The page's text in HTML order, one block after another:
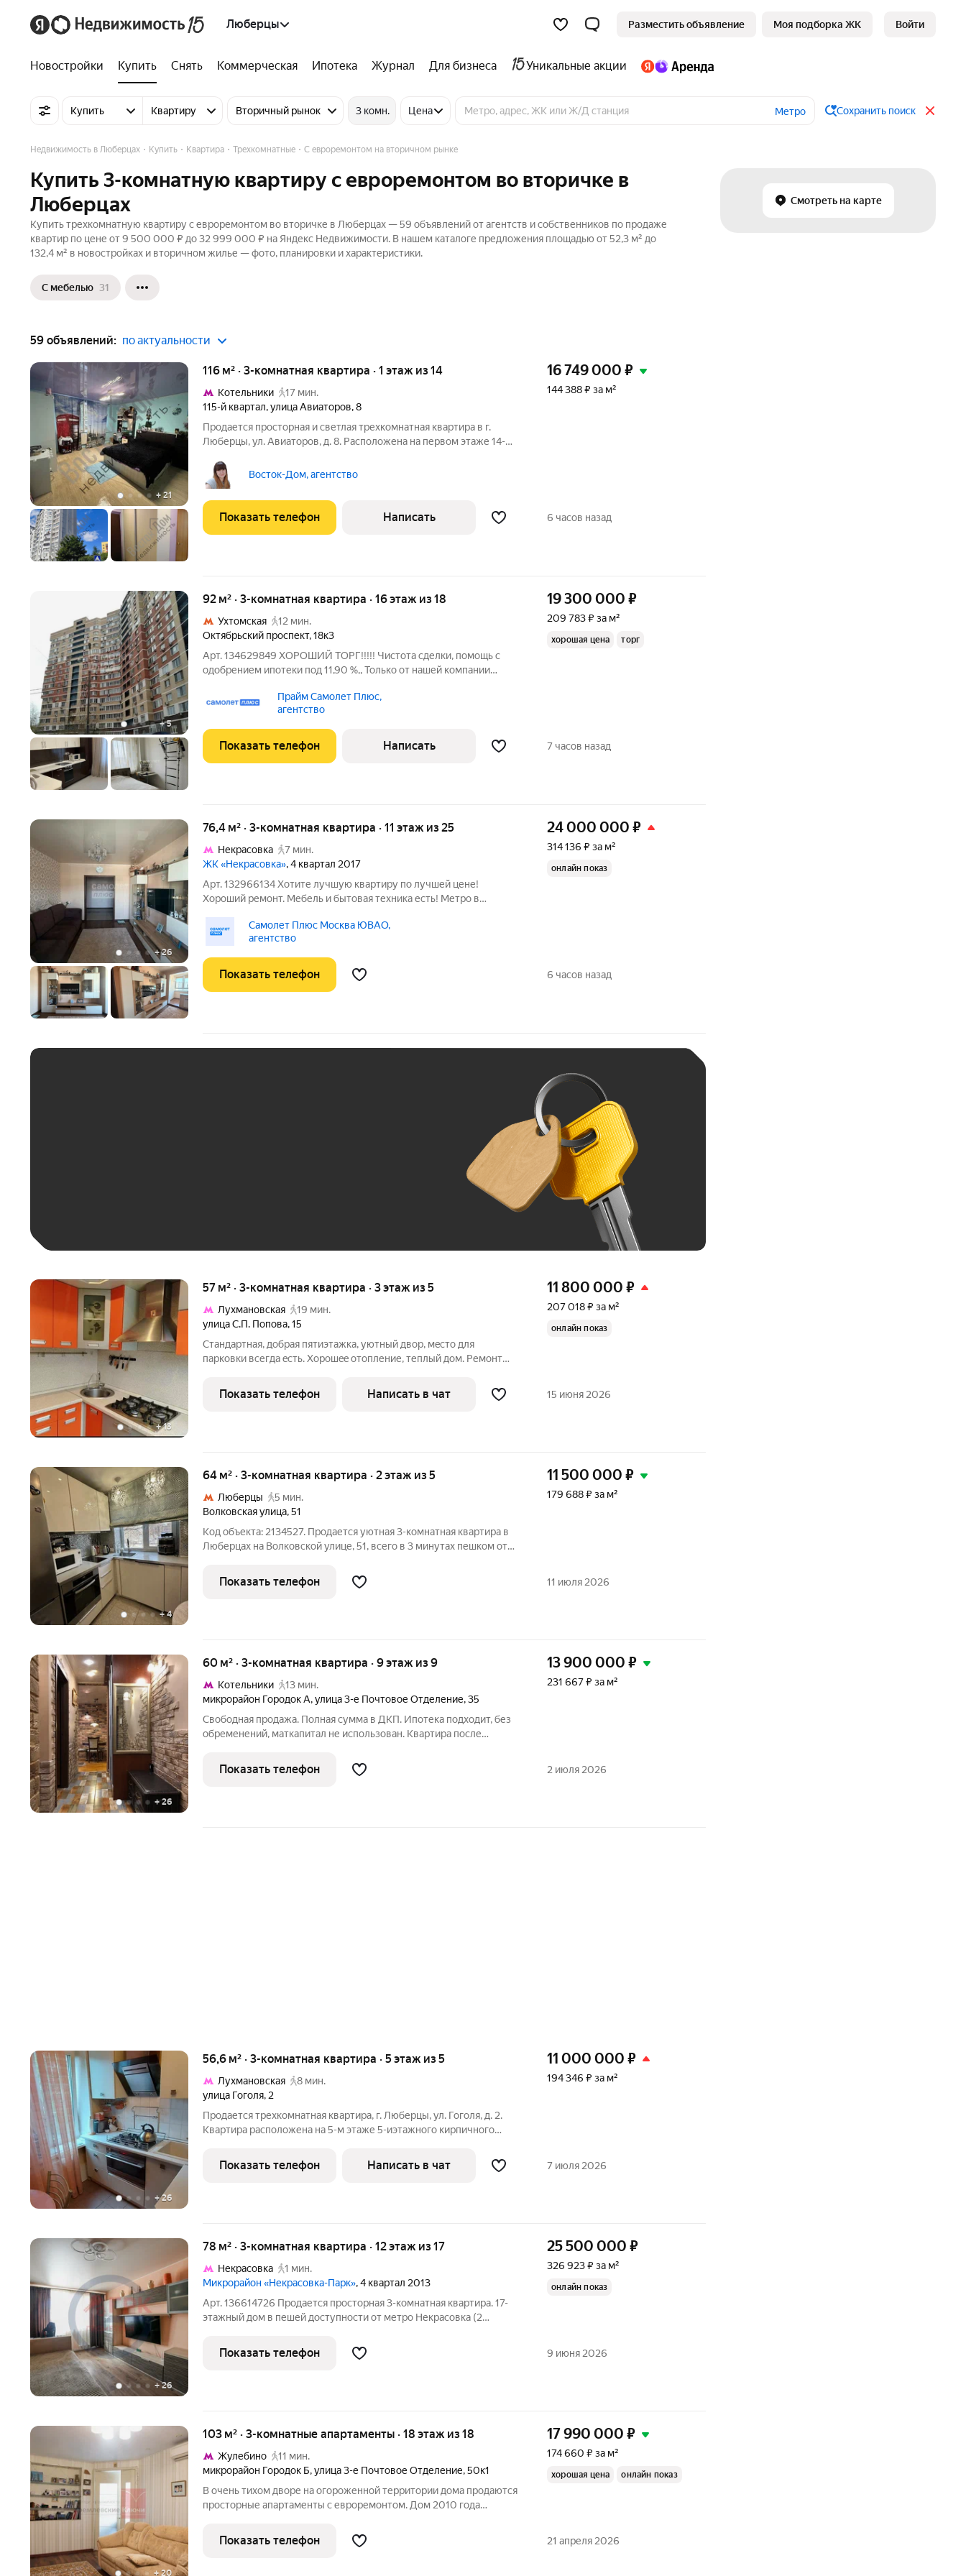
Люберцы Разместить объявление Моя подборка ЖК Войти
Новостройки Купить Снять Коммерческая Ипотека Журнал Для бизнеса Уникальные акции
Купить Квартиру Вторичный рынок 3 комн. Цена Метро Сохранить поиск
Смотреть на карте
Недвижимость в Люберцах Купить Квартира Трехкомнатные С евроремонтом на вторичном рынке
Купить 3-комнатную квартиру с евроремонтом во вторичке в
Люберцах
Купить трехкомнатную квартиру с евроремонтом во вторичке в Люберцах — 59 объявлений от агентств и собственников по продаже
квартир по цене от 9 500 000 ₽ до 32 999 000 ₽ на Яндекс Недвижимости. В нашем каталоге предложения площадью от 52,3 м² до
132,4 м² в новостройках и вторичном жилье — фото, планировки и характеристики.
С мебелью 31
59 объявлений: по актуальности
+21
116 м² · 3-комнатная квартира · 1 этаж из 14
Котельники
17 мин.
115-й квартал,улица Авиаторов,8
Продается просторная и светлая трехкомнатная квартира в г.
Люберцы, ул. Авиаторов, д. 8. Расположена на первом этаже 14-
Общая площадь 116 кв.м., все комнаты изолированные: 37.8 кв.м.,
18.8
Восток-Дом, агентство
16 749 000 ₽
144 388 ₽ за м²
Показать телефон Написать 6 часов назад
+5
92 м² · 3-комнатная квартира · 16 этаж из 18
Ухтомская
12 мин.
Октябрьский проспект,18к3
Арт. 134629849 ХОРОШИЙ ТОРГ!!!!! Чистота сделки, помощь с
одобрением ипотеки под 11,90 %,, Только от нашей компании
же рефинансирования. Продаётся просторная 3 -комнатная
Прайм Самолет Плюс,
агентство
19 300 000 ₽
209 783 ₽ за м²
хорошая цена торг
Показать телефон Написать 7 часов назад
+26
76,4 м² · 3-комнатная квартира · 11 этаж из 25
Некрасовка
7 мин.
ЖК «Некрасовка», 4 квартал 2017
Арт. 132966134 Хотите лучшую квартиру по лучшей цене!
Хороший ремонт. Мебель и бытовая техника есть! Метро в
первого взгляда! В продаже светлая и уютная квартиру 76,4 кв. м в
благоустроенном
Самолет Плюс Москва ЮВАО,
агентство
24 000 000 ₽
314 136 ₽ за м²
онлайн показ
Показать телефон 6 часов назад
+13
57 м² · 3-комнатная квартира · 3 этаж из 5
Лухмановская
19 мин.
улица С.П. Попова,15
Стaндартнaя, добрaя пятиэтажка, уютный двор, мeстo для
паpковки всегдa eсть. Хopoшee отопление, теплый дом. Pемонт
мебель. Тpи комнаты изoлиpованные, плaниpoвкa рacпошeнкoй,
18, 13, 10 кв.м.
11 800 000 ₽
207 018 ₽ за м²
онлайн показ
Показать телефон Написать в чат 15 июня 2026
+4
64 м² · 3-комнатная квартира · 2 этаж из 5
Люберцы
5 мин.
Волковская улица,51
Код объекта: 2134527. Продается уютная 3-комнатная квартира в
Люберцах на Волковской улице, 51, всего в 3 минутах пешком от
дома, построенного в 1968 году. В квартире выполнен
современный
11 500 000 ₽
179 688 ₽ за м²
Показать телефон 11 июля 2026
+26
60 м² · 3-комнатная квартира · 9 этаж из 9
Котельники
13 мин.
микрорайон Городок А,улица 3-е Почтовое Отделение,35
Свободная продажа. Полная сумма в ДКП. Ипотека подходит, без
обременений, маткапитал не использован. Квартира после
заезжай и живи. Узаконенная перепланировка. Развитая
инфраструктура :
13 900 000 ₽
231 667 ₽ за м²
Показать телефон 2 июля 2026
+26
56,6 м² · 3-комнатная квартира · 5 этаж из 5
Лухмановская
8 мин.
улица Гоголя, 2
Продается трехкомнатная квартира, г. Люберцы, ул. Гоголя, д. 2.
Квартира расположена на 5-м этаже 5-иэтажного кирпичного
кв.м., кухня 6 кв.м., комнаты площадью 17,6-13,4-9,2 кв.м.,
11 000 000 ₽
194 346 ₽ за м²
Показать телефон Написать в чат 7 июля 2026
+26
78 м² · 3-комнатная квартира · 12 этаж из 17
Некрасовка
1 мин.
Микрорайон «Некрасовка-Парк», 4 квартал 2013
Арт. 136614726 Продается просторная 3-комнатная квартира. 17-
этажный дом в пешей доступности от метро Некрасовка (2
санузел раздельный, две застеклённые лоджии. В квартире
современный
25 500 000 ₽
326 923 ₽ за м²
онлайн показ
Показать телефон 9 июня 2026
+20
103 м² · 3-комнатные апартаменты · 18 этаж из 18
Жулебино
11 мин.
микрорайон Городок Б,улица 3-е Почтовое Отделение,50к1
В очень тихом дворе на огороженной территории дома продаются
просторные апартаменты с евроремонтом. Дом 2010 года
двор.Просторная кухня 15м2, имеется вся необходимая бытовая
техника. Потолки 3м, есть
17 990 000 ₽
174 660 ₽ за м²
хорошая цена онлайн показ
Показать телефон 21 апреля 2026